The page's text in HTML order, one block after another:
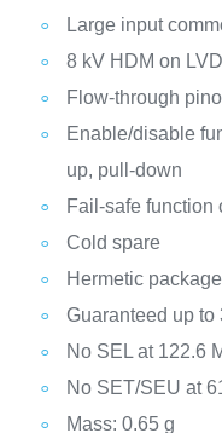
Large input
8 kV HDM on
Flow-through
Enable/disable
up, pull-down
Fail-safe function
Cold spare
Hermetic package
Guaranteed up to
No SEL at 122.6
No SET/SEU at
Mass: 0.65 g